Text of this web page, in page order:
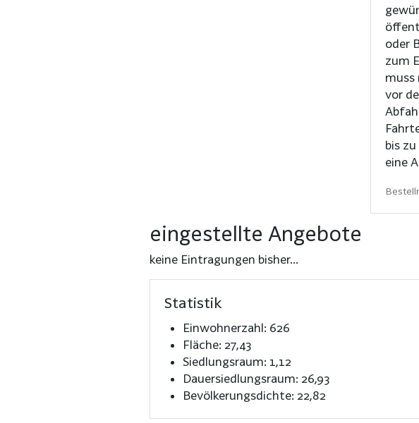
oder
zum
muss
vor
bis zu 30
eine
eingestellte Angebote
keine Eintragungen bisher...
Statistik
Einwohnerzahl: 626
Fläche: 27,43
Siedlungsraum: 1,12
Dauersiedlungsraum: 26,93
Bevölkerungsdichte: 22,82